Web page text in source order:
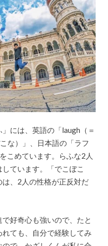
には、英語の「laugh（＝
な）」、日本語の「ラフ
こめています。らふな2人
ています。「でこぼこ
、2人の性格が正反対だ
好奇心も強いので、たと
ても、自分で経験してみ